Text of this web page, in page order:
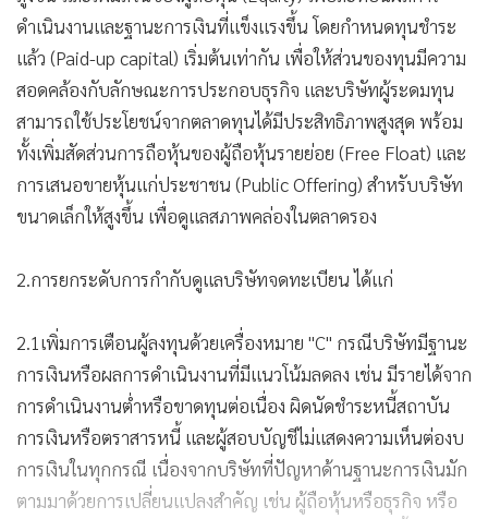
ดำเนินงานและฐานะการเงินที่แข็งแรงขึ้น โดยกำหนดทุนชำระ
แล้ว (Paid-up capital) เริ่มต้นเท่ากัน เพื่อให้ส่วนของทุนมีความ
สอดคล้องกับลักษณะการประกอบธุรกิจ และบริษัทผู้ระดมทุน
สามารถใช้ประโยชน์จากตลาดทุนได้มีประสิทธิภาพสูงสุด พร้อม
ทั้งเพิ่มสัดส่วนการถือหุ้นของผู้ถือหุ้นรายย่อย (Free Float) และ
การเสนอขายหุ้นแก่ประชาชน (Public Offering) สำหรับบริษัท
ขนาดเล็กให้สูงขึ้น เพื่อดูแลสภาพคล่องในตลาดรอง
2.การยกระดับการกำกับดูแลบริษัทจดทะเบียน ได้แก่
2.1เพิ่มการเตือนผู้ลงทุนด้วยเครื่องหมาย "C" กรณีบริษัทมีฐานะ
การเงินหรือผลการดำเนินงานที่มีแนวโน้มลดลง เช่น มีรายได้จาก
การดำเนินงานต่ำหรือขาดทุนต่อเนื่อง ผิดนัดชำระหนี้สถาบัน
การเงินหรือตราสารหนี้ และผู้สอบบัญชีไม่แสดงความเห็นต่องบ
การเงินในทุกกรณี เนื่องจากบริษัทที่ปัญหาด้านฐานะการเงินมัก
ตามมาด้วยการเปลี่ยนแปลงสำคัญ เช่น ผู้ถือหุ้นหรือธุรกิจ หรือ